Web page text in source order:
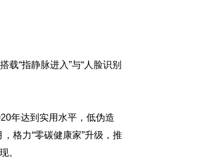
“指静脉进入”与“人脸识别
年达到实用水平，低伪造
格力“零碳健康家”升级，推
。